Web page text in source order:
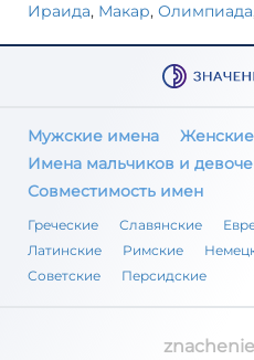
Ираида, Макар, Олимпиада
Мужские имена
Имена мальчиков и
Совместимость имен
Греческие Славянские
Латинские
Римские
Советские
Персидские